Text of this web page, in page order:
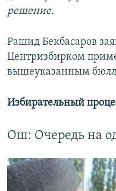
решение.
Рашид Бекбасаров
Центризбирком
вышеуказанным
Избирательный
Ош: Очередь на